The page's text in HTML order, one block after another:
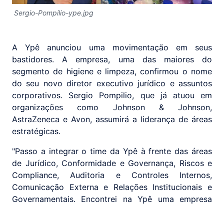
Sergio-Pompilio-ype.jpg
A Ypê anunciou uma movimentação em seus
bastidores. A empresa, uma das maiores do
segmento de higiene e limpeza, confirmou o nome
do seu novo diretor executivo jurídico e assuntos
corporativos. Sergio Pompilio, que já atuou em
organizações como Johnson & Johnson,
AstraZeneca e Avon, assumirá a liderança de áreas
estratégicas.
"Passo a integrar o time da Ypê à frente das áreas
de Jurídico, Conformidade e Governança, Riscos e
Compliance, Auditoria e Controles Internos,
Comunicação Externa e Relações Institucionais e
Governamentais. Encontrei na Ypê uma empresa